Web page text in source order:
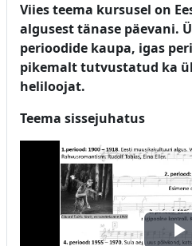
Viies teema kursusel on
algusest tänase päevani.
perioodide kaupa, igas
pikemalt tutvustatud ka
heliloojat.
Teema sissejuhatus